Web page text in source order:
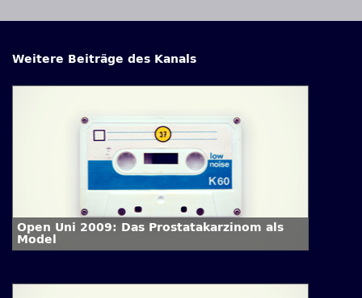
Weitere Beiträge des Kanals
Open Uni 2009: Das Prostatakarzinom als
Model